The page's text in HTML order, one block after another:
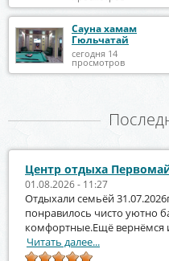
Сауна хамам
Гюльчатай
сегодня 14
просмотров
Центр отдыха
01.08.2026 - 11:27
Отдыхали семьёй
понравилось чисто уютно
комфортные.Ещё вернёмся
Читать далее...